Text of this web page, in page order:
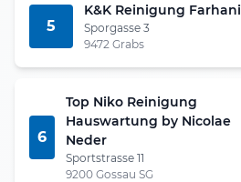
5
K&K Reinigung Farhani
Sporgasse 3
9472 Grabs
6
Top Niko Reinigung
Hauswartung by Nicolae
Neder
Sportstrasse 11
9200 Gossau SG